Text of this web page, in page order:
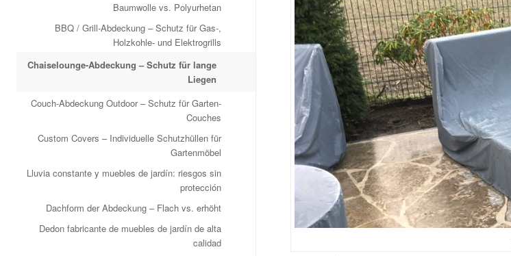
Baumwolle vs. Polyurhetan
BBQ / Grill‑Abdeckung – Schutz für Gas‑,
Holzkohle‑ und Elektrogrills
Chaiselounge-Abdeckung – Schutz für lange
Liegen
Couch-Abdeckung Outdoor – Schutz für Garten-
Couches
Custom Covers – Individuelle Schutzhüllen für
Gartenmöbel
Lluvia constante y muebles de jardín: riesgos sin
protección
Dachform der Abdeckung – Flach vs. erhöht
Dedon fabricante de muebles de jardín de alta
calidad